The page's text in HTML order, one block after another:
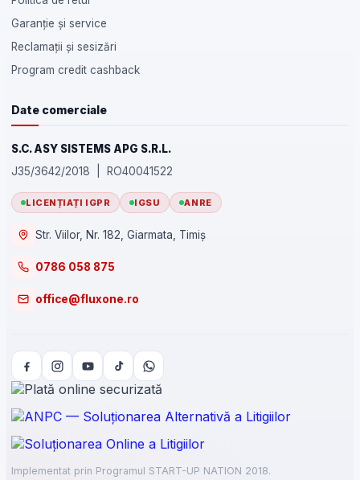
Garanție și service
Reclamații și sesizări
Program credit cashback
Date comerciale
S.C. ASY SISTEMS APG S.R.L.
J35/3642/2018 | RO40041522
LICENȚIAȚI IGPR IGSU ANRE
Str. Viilor, Nr. 182, Giarmata, Timiș
0786 058 875
office@fluxone.ro
Implementat prin Programul START-UP NATION 2018.